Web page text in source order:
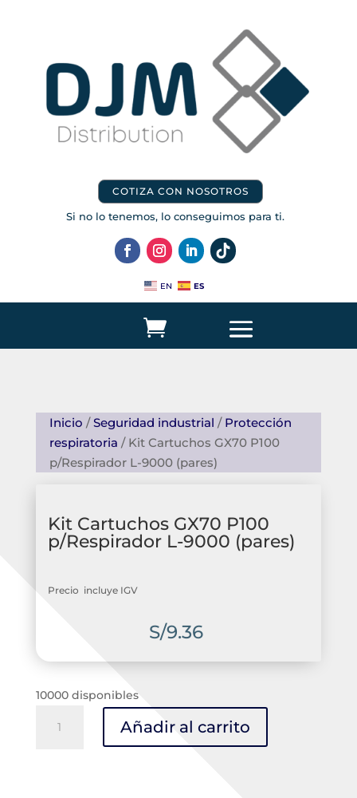
COTIZA CON NOSOTROS
Si no lo tenemos, lo conseguimos para ti.
EN ES
Inicio /Seguridad industrial / Protección
respiratoria / Kit Cartuchos GX70 P100
p/Respirador L-9000 (pares)
Kit Cartuchos GX70 P100
p/Respirador L-9000 (pares)
Precio incluye IGV
S/9.36
10000 disponibles
Cartuchos
Añadir al carrito